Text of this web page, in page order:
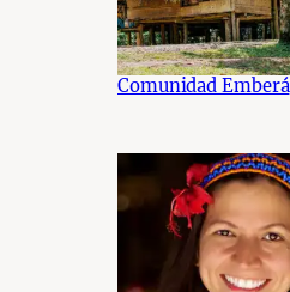
Comunidad Emberá